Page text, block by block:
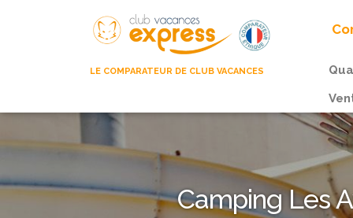
LE COMPARATEUR DE CLUB VACANCES
Camping Les